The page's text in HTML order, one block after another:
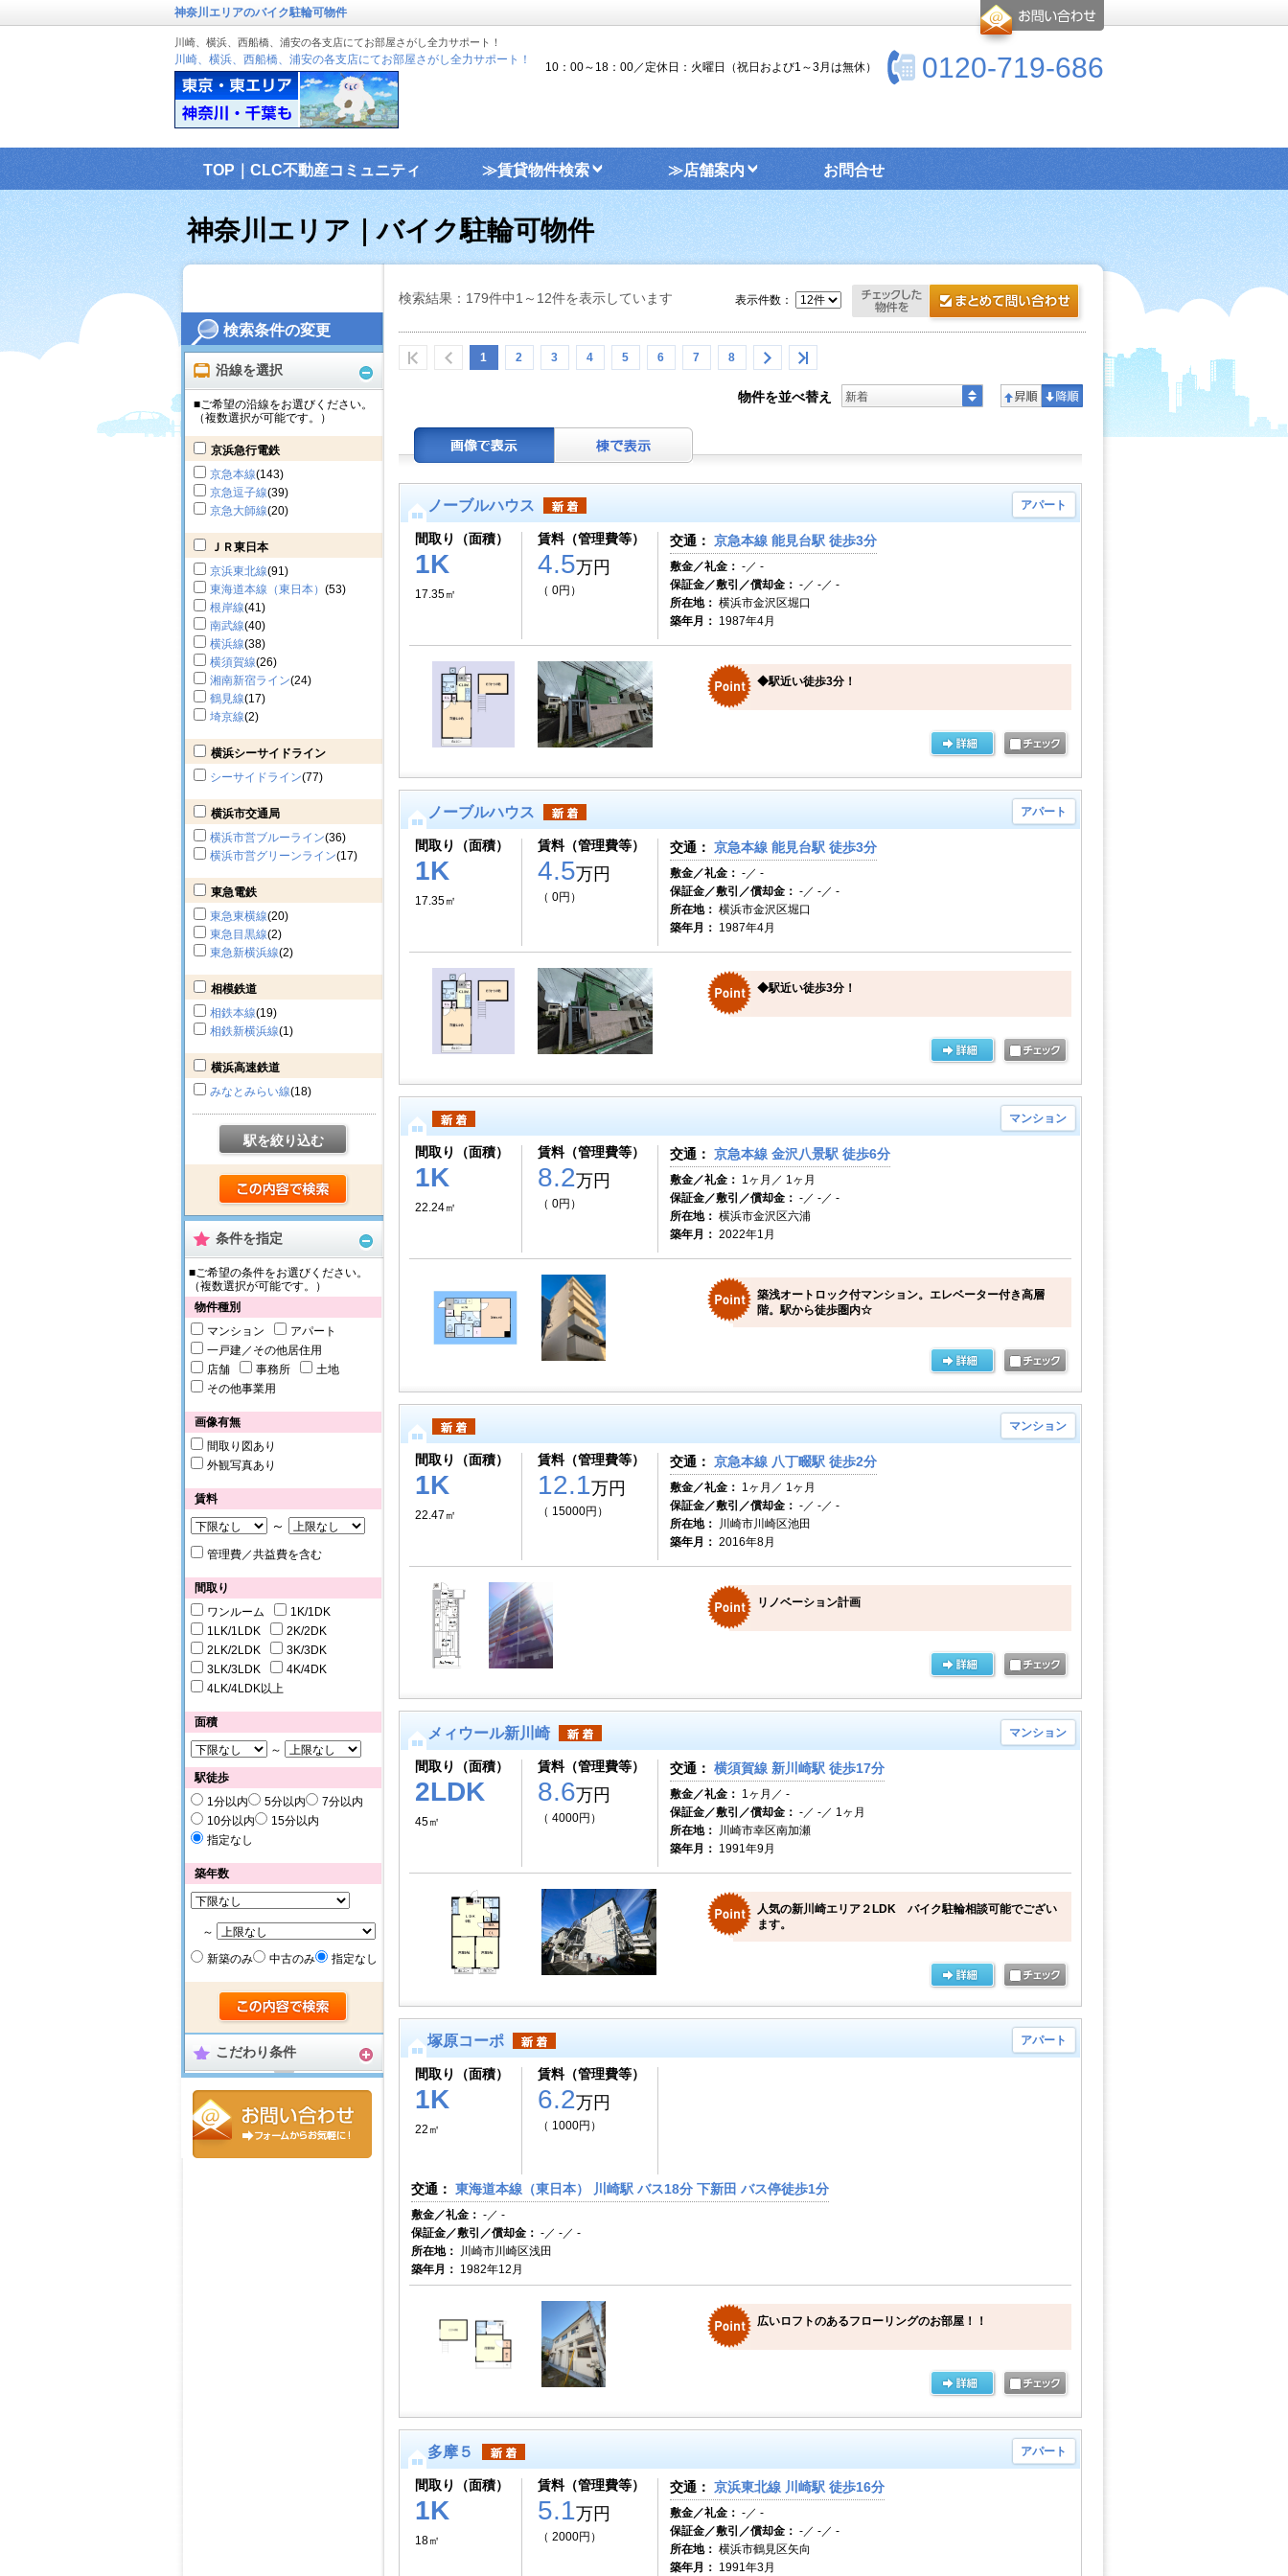
検索条件の変更
沿線を選択
■ご希望の沿線をお選びください。
（複数選択が可能です。）
京浜急行電鉄
京急本線(143)
京急逗子線(39)
京急大師線(20)
ＪＲ東日本
京浜東北線(91)
東海道本線（東日本） (53)
根岸線(41)
南武線(40)
横浜線(38)
横須賀線(26)
湘南新宿ライン(24)
鶴見線(17)
埼京線(2)
横浜シーサイドライン
シーサイドライン(77)
横浜市交通局
横浜市営ブルーライン(36)
横浜市営グリーンライン(17)
東急電鉄
東急東横線(20)
東急目黒線(2)
東急新横浜線(2)
相模鉄道
相鉄本線(19)
相鉄新横浜線(1)
横浜高速鉄道
みなとみらい線(18)
駅を絞り込む
条件を指定
■ご希望の条件をお選びください。
（複数選択が可能です。）
物件種別
マンション
アパート
一戸建／その他居住用
店舗
事務所
土地
その他事業用
画像有無
間取り図あり
外観写真あり
賃料
～
管理費／共益費を含む
間取り
ワンルーム
1K/1DK
1LK/1LDK
2K/2DK
2LK/2LDK
3K/3DK
3LK/3LDK
4K/4DK
4LK/4LDK以上
面積
～
駅徒歩
1分以内
5分以内
7分以内
10分以内
15分以内
指定なし
築年数
～
新築のみ
中古のみ 指定なし
こだわり条件
神奈川エリアのバイク駐輪可物件
川崎、横浜、西船橋、浦安の各支店にてお部屋さがし全力サポート！
川崎、横浜、西船橋、浦安の各支店にてお部屋さがし全力サポート！ 0120-719-686
10：00～18：00／定休日：火曜日（祝日および1～3月は無休）
TOP｜CLC不動産コミュニティ ≫賃貸物件検索 ≫店舗案内 お問合せ
神奈川エリア｜バイク駐輪可物件
検索結果：179件中1～12件を表示しています
1 2 3 4 5 6 7 8
表示件数：
物件を並べ替え 新着
ノーブルハウス アパート
間取り（面積）
1K
17.35㎡
賃料（管理費等）
4.5万円
（ 0円）
交通： 京急本線 能見台駅 徒歩3分
敷金／礼金： -／ -
保証金／敷引／償却金： -／ -／ -
所在地： 横浜市金沢区堀口
築年月： 1987年4月
◆駅近い徒歩3分！
ノーブルハウス アパート
間取り（面積）
1K
17.35㎡
賃料（管理費等）
4.5万円
（ 0円）
交通： 京急本線 能見台駅 徒歩3分
敷金／礼金： -／ -
保証金／敷引／償却金： -／ -／ -
所在地： 横浜市金沢区堀口
築年月： 1987年4月
◆駅近い徒歩3分！
マンション
間取り（面積）
1K
22.24㎡
賃料（管理費等）
8.2万円
（ 0円）
交通： 京急本線 金沢八景駅 徒歩6分
敷金／礼金： 1ヶ月／ 1ヶ月
保証金／敷引／償却金： -／ -／ -
所在地： 横浜市金沢区六浦
築年月： 2022年1月
築浅オートロック付マンション。エレベーター付き高層
階。駅から徒歩圏内☆
マンション
間取り（面積）
1K
22.47㎡
賃料（管理費等）
12.1万円
（ 15000円）
交通： 京急本線 八丁畷駅 徒歩2分
敷金／礼金： 1ヶ月／ 1ヶ月
保証金／敷引／償却金： -／ -／ -
所在地：
川崎市川崎区池田
築年月： 2016年8月
リノベーション計画
メィウール新川崎 マンション
間取り（面積）
2LDK
45㎡
賃料（管理費等）
8.6万円
（ 4000円）
交通： 横須賀線 新川崎駅 徒歩17分
敷金／礼金： 1ヶ月／ -
保証金／敷引／償却金： -／ -／ 1ヶ月
所在地：
川崎市幸区南加瀬
築年月： 1991年9月
人気の新川崎エリア２LDK バイク駐輪相談可能でござい
ます。
塚原コーポ アパート
間取り（面積）
1K
22㎡
賃料（管理費等）
6.2万円
（ 1000円）
交通： 東海道本線（東日本） 川崎駅 バス18分 下新田 バス停徒歩1分
敷金／礼金： -／ -
保証金／敷引／償却金： -／ -／ -
所在地：
川崎市川崎区浅田
築年月： 1982年12月
広いロフトのあるフローリングのお部屋！！
多摩５ アパート
間取り（面積）
1K
18㎡
賃料（管理費等）
5.1万円
（ 2000円）
交通： 京浜東北線 川崎駅 徒歩16分
敷金／礼金： -／ -
保証金／敷引／償却金： -／ -／ -
所在地： 横浜市鶴見区矢向
築年月： 1991年3月